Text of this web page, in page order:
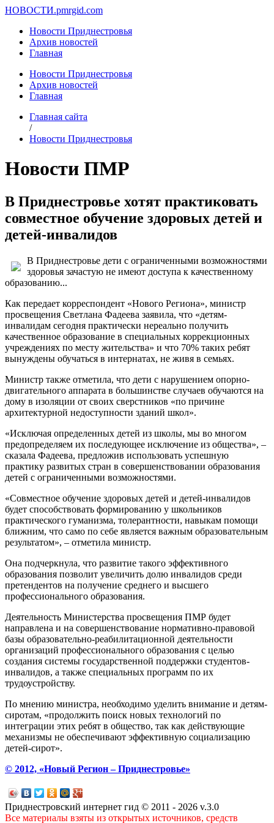
НОВОСТИ.pmrgid.com
Новости Приднестровья
Архив новостей
Главная
Новости Приднестровья
Архив новостей
Главная
Главная сайта
/
Новости Приднестровья
Новости ПМР
В Приднестровье хотят практиковать
совместное обучение здоровых детей и
детей-инвалидов
В Приднестровье дети с ограниченными возможностями
здоровья зачастую не имеют доступа к качественному
образованию...
Как передает корреспондент «Нового Региона», министр
просвещения Светлана Фадеева заявила, что «детям-
инвалидам сегодня практически нереально получить
качественное образование в специальных коррекционных
учреждениях по месту жительства» и что 70% таких ребят
вынуждены обучаться в интернатах, не живя в семьях.
Министр также отметила, что дети с нарушением опорно-
двигательного аппарата в большинстве случаев обучаются на
дому в изоляции от своих сверстников «по причине
архитектурной недоступности зданий школ».
«Исключая определенных детей из школы, мы во многом
предопределяем их последующее исключение из общества», –
сказала Фадеева, предложив использовать успешную
практику развитых стран в совершенствовании образования
детей с ограниченными возможностями.
«Совместное обучение здоровых детей и детей-инвалидов
будет способствовать формированию у школьников
практического гуманизма, толерантности, навыкам помощи
ближним, что само по себе является важным образовательным
результатом», – отметила министр.
Она подчеркнула, что развитие такого эффективного
образования позволит увеличить долю инвалидов среди
претендентов на получение среднего и высшего
профессионального образования.
Деятельность Министерства просвещения ПМР будет
направлена и на совершенствование нормативно-правовой
базы образовательно-реабилитационной деятельности
организаций профессионального образования с целью
создания системы государственной поддержки студентов-
инвалидов, а также специальных программ по их
трудоустройству.
По мнению министра, необходимо уделить внимание и детям-
сиротам, «продолжить поиск новых технологий по
интеграции этих ребят в общество, так как действующие
механизмы не обеспечивают эффективную социализацию
детей-сирот».
© 2012, «Новый Регион – Приднестровье»
Приднестровский интернет гид © 2011 - 2026 v.3.0
Все материалы взяты из открытых источников, средств